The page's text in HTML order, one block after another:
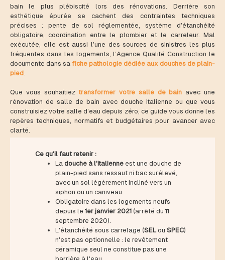
bain le plus plébiscité lors des rénovations. Derrière son
esthétique épurée se cachent des contraintes techniques
précises : pente de sol réglementée, système d’étanchéité
obligatoire, coordination entre le plombier et le carreleur. Mal
exécutée, elle est aussi l’une des sources de sinistres les plus
fréquentes dans les logements, l’Agence Qualité Construction le
documente dans sa fiche pathologie dédiée aux douches de plain-
pied.
Que vous souhaitieztransformer votre salle de bain avec une
rénovation de salle de bain avec douche italienne ou que vous
construisiez votre salle d’eau depuis zéro, ce guide vous donne les
repères techniques, normatifs et budgétaires pour avancer avec
clarté.
Ce qu'il faut retenir :
La douche à l'italienne est une douche de
plain-pied sans ressaut ni bac surélevé,
avec un sol légèrement incliné vers un
siphon ou un caniveau.
Obligatoire dans les logements neufs
depuis le 1er janvier 2021 (arrêté du 11
septembre 2020).
L'étanchéité sous carrelage (SELou SPEC)
n'est pas optionnelle : le revêtement
céramique seul ne constitue pas une